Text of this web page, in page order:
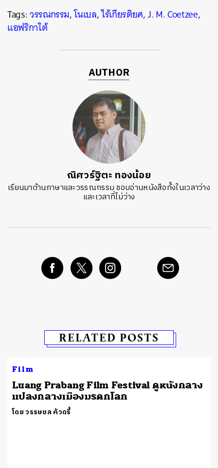
Tags:วรรณกรรม,โนเบล,ไร้เกียรติยศ,J. M. Coetzee,
แอฟริกาใต้
AUTHOR
ณิศวร์ฐิตะ ทองน้อย
เรียนมาด้านภาษาและวรรณกรรม ชอบอ่านหนังสือทั้งในเวลาว่าง
และเวลาที่ไม่ว่าง
RELATED POSTS
Film
Luang Prabang Film Festival ดูหนังกลาง
แปลงกลางเมืองมรดกโลก
โดย วรรษชล คัวดรี้